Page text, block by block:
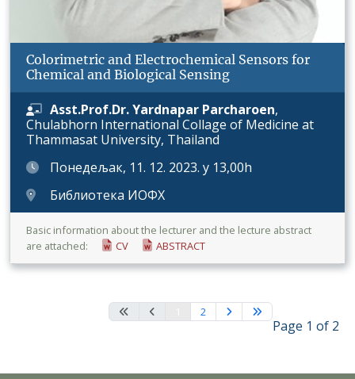
Colorimetric and Electrochemical Sensors for
Chemical and Biological Sensing
Asst.Prof.Dr. Yardnapar Parcharoen,
Chulabhorn International Collage of Medicine at
Thammasat University, Thailand
Понедељак, 11. 12. 2023. у 13,00h
Библиотека ИОФХ
Basic information about the lecturer and the lecture abstract
are attached:
CV ABSTRACT
Page 1 of 2
2